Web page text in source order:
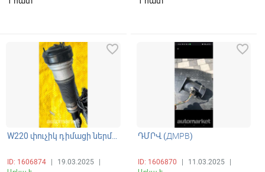
W220 փուչիկ դիմացի ներմուծված Եվրոպայից
ID: 1606874 19.03.2025
favorite_border
ԴՄՐՎ (ДМРВ)
ID: 1606870 11.03.2025
favorite_border